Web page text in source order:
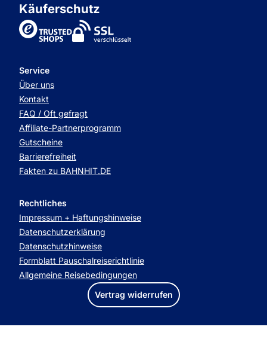
Käuferschutz
TrustedShops
Service
Über uns
Kontakt
FAQ / Oft gefragt
Affiliate-Partnerprogramm
Gutscheine
Barrierefreiheit
Fakten zu BAHNHIT.DE
Rechtliches
Impressum + Haftungshinweise
Datenschutzerklärung
Datenschutzhinweise
Formblatt Pauschalreiserichtlinie
Allgemeine Reisebedingungen
Vertrag widerrufen